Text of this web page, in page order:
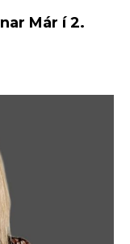
Már í 2.